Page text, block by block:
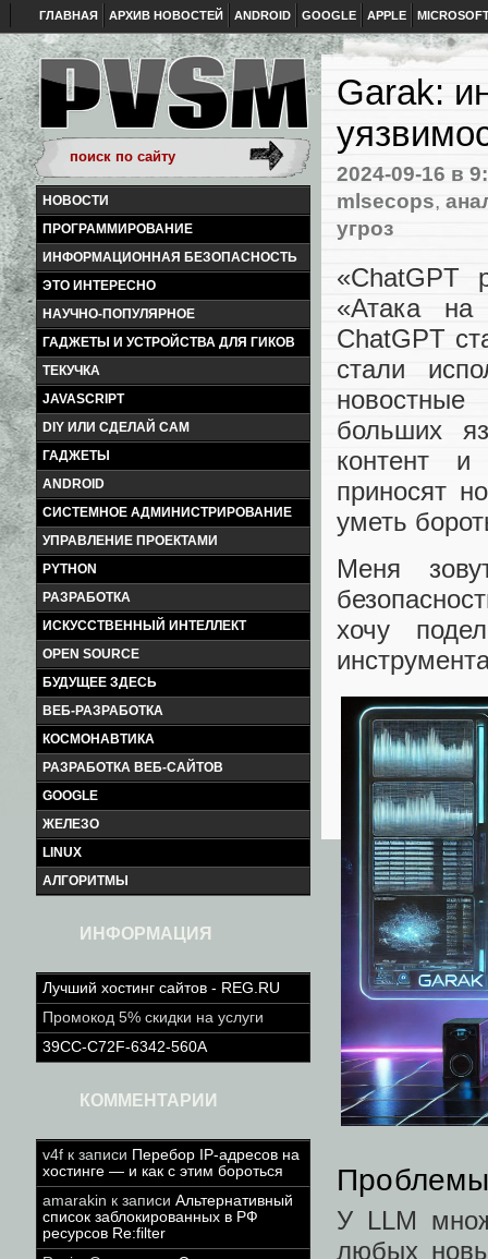
ГЛАВНАЯ АРХИВ НОВОСТЕЙ ANDROID GOOGLE APPLE
НОВОСТИ
ПРОГРАММИРОВАНИЕ
ИНФОРМАЦИОННАЯ БЕЗОПАСНОСТЬ
ЭТО ИНТЕРЕСНО
НАУЧНО-ПОПУЛЯРНОЕ
ГАДЖЕТЫ И УСТРОЙСТВА ДЛЯ ГИКОВ
ТЕКУЧКА
JAVASCRIPT
DIY ИЛИ СДЕЛАЙ САМ
ГАДЖЕТЫ
ANDROID
СИСТЕМНОЕ АДМИНИСТРИРОВАНИЕ
УПРАВЛЕНИЕ ПРОЕКТАМИ
PYTHON
РАЗРАБОТКА
ИСКУССТВЕННЫЙ ИНТЕЛЛЕКТ
OPEN SOURCE
БУДУЩЕЕ ЗДЕСЬ
ВЕБ-РАЗРАБОТКА
КОСМОНАВТИКА
РАЗРАБОТКА ВЕБ-САЙТОВ
GOOGLE
ЖЕЛЕЗО
LINUX
АЛГОРИТМЫ
ИНФОРМАЦИЯ
Лучший хостинг сайтов - REG.RU
Промокод 5% скидки на услуги
39CC-C72F-6342-560A
КОММЕНТАРИИ
v4f к записи Перебор IP-адресов на
хостинге — и как с этим бороться
amarakin к записи Альтернативный
список заблокированных в РФ
ресурсов Re:filter
Garak:
2024-09-16 в
mlsecops,
угроз
«ChatGPT
«Атака на
ChatGPT
стали
больших
контент
приносят
уметь
Меня
хочу
У LLM
любых